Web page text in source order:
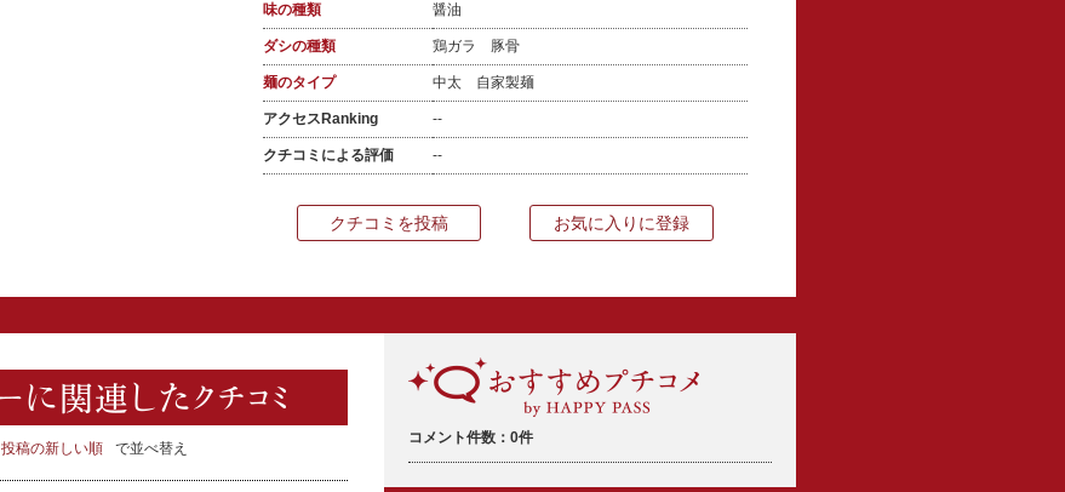
味の種類 醤油
ダシの種類 鶏ガラ 豚骨
麺のタイプ 中太 自家製麺
アクセスRanking --
クチコミによる評価 --
クチコミを投稿 お気に入りに登録
投稿の新しい順 で並べ替え
コメント件数：0件